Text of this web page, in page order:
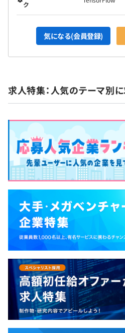
ク
気になる(会員登録)
求人特集：人気のテーマ別